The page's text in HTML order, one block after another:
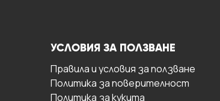
УСЛОВИЯ ЗА ПОЛЗВАНЕ
Правила и условия за ползване
Политика за поверителност
Политика за кукита